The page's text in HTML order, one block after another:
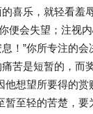
喜乐，就轻看羞
便会失望；注视
！”你所专注的会
苦是短暂的，而
他想望所要得的赏
暂至轻的苦楚，